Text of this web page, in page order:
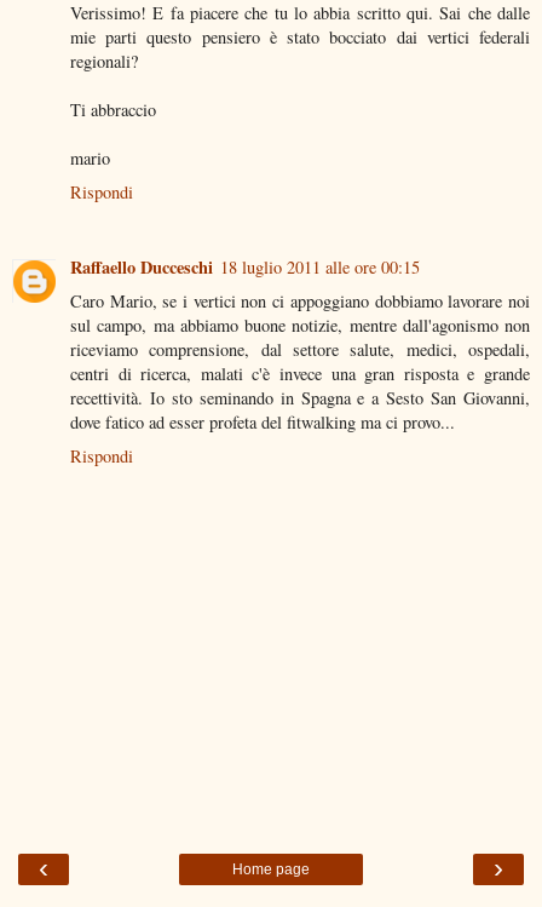
Verissimo! E fa piacere che tu lo abbia scritto qui. Sai che dalle
mie parti questo pensiero è stato bocciato dai vertici federali
regionali?
Ti abbraccio
mario
Rispondi
Raffaello Ducceschi 18 luglio 2011 alle ore 00:15
Caro Mario, se i vertici non ci appoggiano dobbiamo lavorare noi
sul campo, ma abbiamo buone notizie, mentre dall'agonismo non
riceviamo comprensione, dal settore salute, medici, ospedali,
centri di ricerca, malati c'è invece una gran risposta e grande
recettività. Io sto seminando in Spagna e a Sesto San Giovanni,
dove fatico ad esser profeta del fitwalking ma ci provo...
Rispondi
‹ ›
Home page